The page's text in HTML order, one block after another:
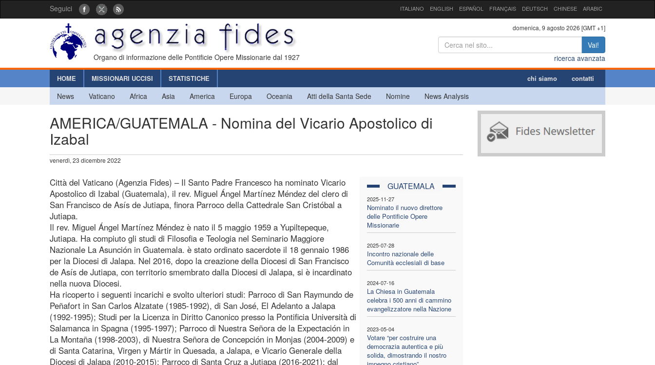
Seguici ITALIANO ENGLISH ESPAÑOL FRANÇAIS DEUTSCH CHINESE ARABIC
Organo di informazione delle Pontificie Opere Missionarie dal 1927
domenica, 9 agosto 2026 [GMT +1]
Vai!
ricerca avanzata
HOME MISSIONARI UCCISI STATISTICHE chi siamo contatti
News Vaticano Africa Asia America Europa Oceania Atti della Santa Sede Nomine News Analysis
AMERICA/GUATEMALA - Nomina del Vicario Apostolico di
Izabal
venerdì, 23 dicembre 2022
GUATEMALA
2025-11-27
Nominato il nuovo direttore
delle Pontificie Opere
Missionarie
2025-07-28
Incontro nazionale delle
Comunità ecclesiali di base
2024-07-16
La Chiesa in Guatemala
celebra i 500 anni di cammino
evangelizzatore nella Nazione
2023-05-04
Votare “per costruire una
democrazia autentica e più
solida, dimostrando il nostro
Città del Vaticano (Agenzia Fides) – Il Santo Padre Francesco ha nominato Vicario
Apostolico di Izabal (Guatemala), il rev. Miguel Ángel Martínez Méndez del clero di
San Francisco de Asís de Jutiapa, finora Parroco della Cattedrale San Cristóbal a
Jutiapa.
Il rev. Miguel Ángel Martínez Méndez è nato il 5 maggio 1959 a Yupiltepeque,
Jutiapa. Ha compiuto gli studi di Filosofia e Teologia nel Seminario Maggiore
Nazionale La Asunción in Guatemala. è stato ordinato sacerdote il 18 gennaio 1986
per la Diocesi di Jalapa. Nel 2016, dopo la creazione della Diocesi di San Francisco
de Asís de Jutiapa, con territorio smembrato dalla Diocesi di Jalapa, si è incardinato
nella nuova Diocesi.
Ha ricoperto i seguenti incarichi e svolto ulteriori studi: Parroco di San Raymundo de
Peñafort in San Carlos Alzatate (1985-1992), di San José, El Adelanto a Jalapa
(1992-1995); Studi per la Licenza in Diritto Canonico presso la Pontificia Università di
Salamanca in Spagna (1995-1997); Parroco di Nuestra Señora de la Expectación in
La Montaña (1998-2003), di Nuestra Señora de Concepción in Monjas (2004-2009) e
di Santa Catarina, Virgen y Mártir in Quesada, a Jalapa, e Vicario Generale della
Diocesi di Jalapa (2010-2015); Parroco di Santa Cruz a Jutiapa (2016-2021); dal